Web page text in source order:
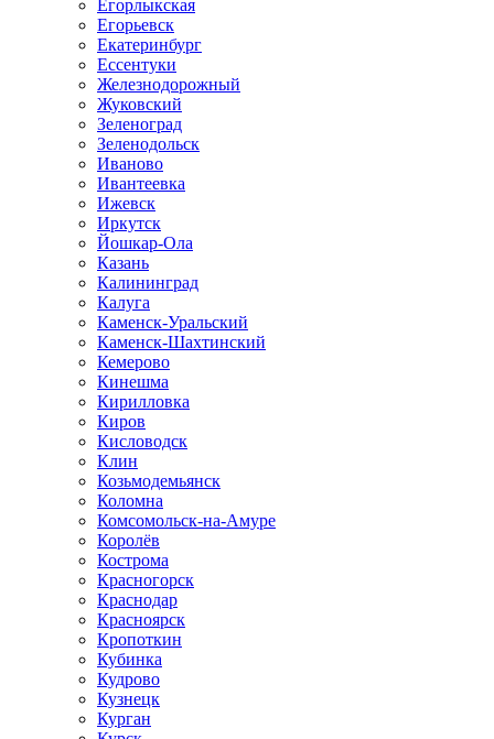
Егорлыкская
Егорьевск
Екатеринбург
Ессентуки
Железнодорожный
Жуковский
Зеленоград
Зеленодольск
Иваново
Ивантеевка
Ижевск
Иркутск
Йошкар-Ола
Казань
Калининград
Калуга
Каменск-Уральский
Каменск-Шахтинский
Кемерово
Кинешма
Кирилловка
Киров
Кисловодск
Клин
Козьмодемьянск
Коломна
Комсомольск-на-Амуре
Королёв
Кострома
Красногорск
Краснодар
Красноярск
Кропоткин
Кубинка
Кудрово
Кузнецк
Курган